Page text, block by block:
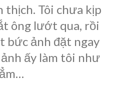
Tôi chưa kịp
ông lướt qua, rồi
bức ảnh đặt ngay
ấy làm tôi như